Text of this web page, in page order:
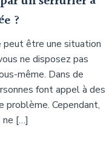
?
peut être une situation
ne disposez pas
même. Dans de
font appel à des
problème. Cependant,
ne […]